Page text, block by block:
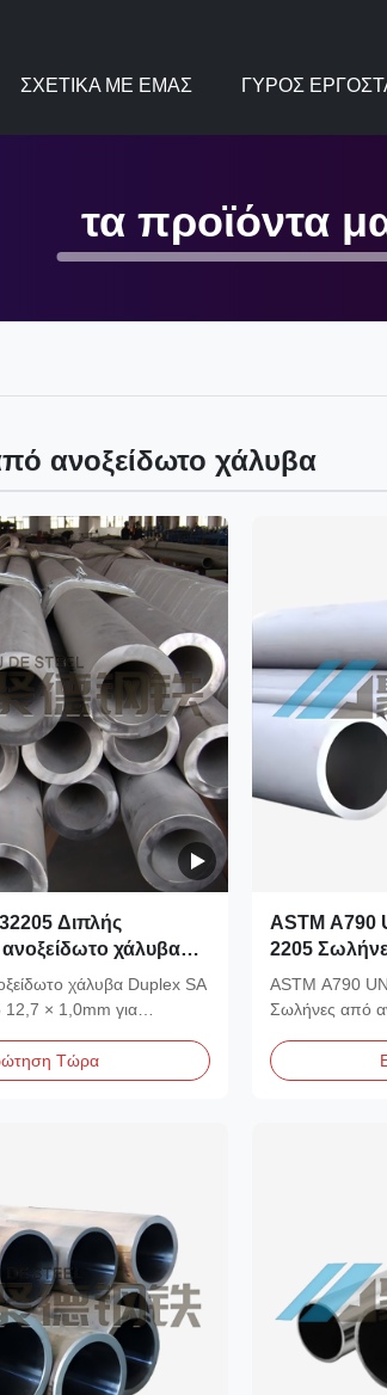
ΣΧΕΤΙΚΆ ΜΕ ΕΜΆΣ ΓΎΡΟΣ
τα προϊόντα
ανοξείδωτο χάλυβα
Διπλής
χάλυβα
εφαρμογές με
χάλυβα Duplex SA
× 1,0mm για
Τώρα
ASTM A790
2205
χάλυβα για
και χημικής
ASTM A790
Σωλήνες από